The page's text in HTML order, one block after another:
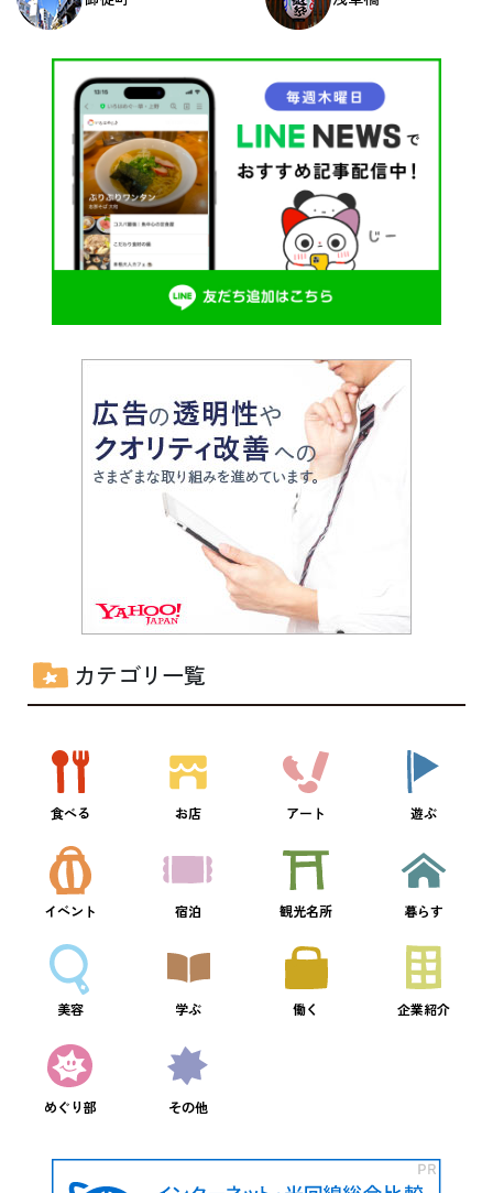
カテゴリ一覧
食べる お店 アート 遊ぶ
イベント 宿泊 観光名所 暮らす
美容 学ぶ 働く 企業紹介
めぐり部 その他